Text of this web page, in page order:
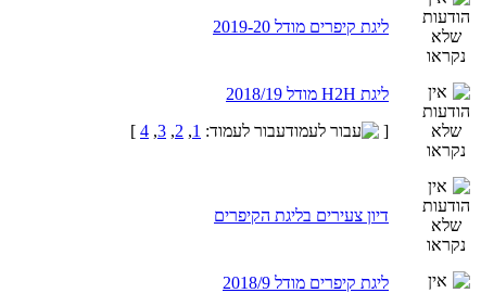
ליגת קיפרים מודל 2019-20
ליגת H2H מודל 2018/19
[
עבור לעמוד: 1
,
2
,
3
,
4
]
דיון צעירים בליגת הקיפרים
ליגת קיפרים מודל 2018/9